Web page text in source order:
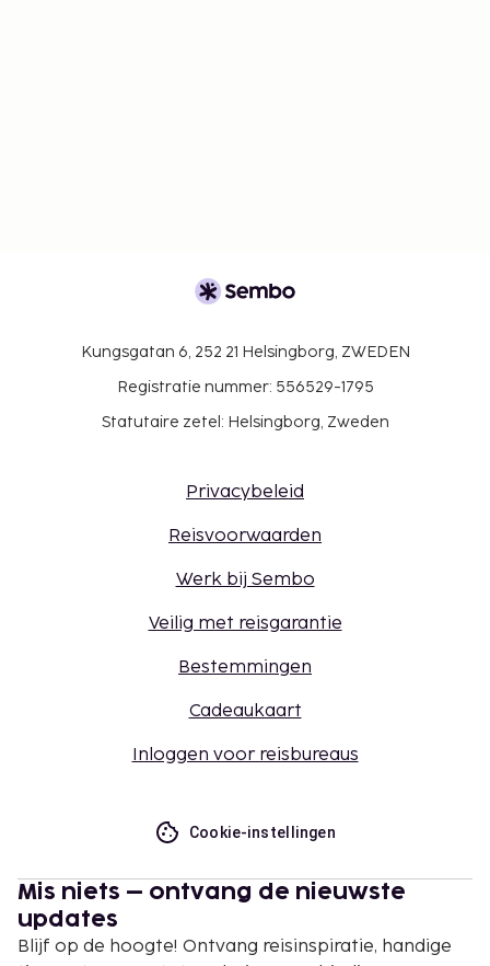
Kungsgatan 6, 252 21 Helsingborg, ZWEDEN
Registratie nummer: 556529-1795
Statutaire zetel: Helsingborg, Zweden
Privacybeleid
Reisvoorwaarden
Werk bij Sembo
Veilig met reisgarantie
Bestemmingen
Cadeaukaart
Inloggen voor reisbureaus
Cookie-instellingen
Mis niets – ontvang de nieuwste
updates
Blijf op de hoogte! Ontvang reisinspiratie, handige